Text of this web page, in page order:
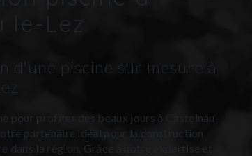
le-Lez
d'une piscine sur mesure à
pour profiter des beaux jours à Castelnau-
partenaire idéal pour la construction
dans la région. Grâce à notre expertise et